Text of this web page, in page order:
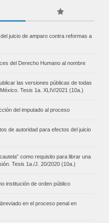
del juicio de amparo contra reformas a
del Derecho Humano al nombre
las versiones públicas de todas
Tesis 1a. XLIV/2021 (10a.)
del imputado al proceso
de autoridad para efectos del juicio
cautela” como requisito para librar una
Tesis 1a./J. 20/2020 (10a.)
institución de orden público
en el proceso penal en